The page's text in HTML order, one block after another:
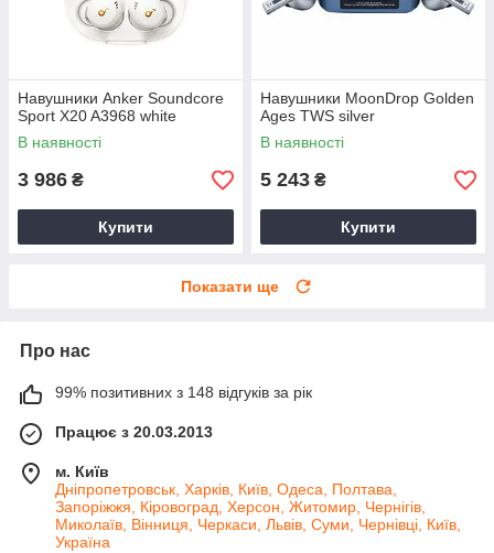
Навушники Anker Soundcore
Sport X20 A3968 white
В наявності
3 986 ₴
Купити
Навушники MoonDrop Golden
Ages TWS silver
В наявності
5 243 ₴
Купити
Показати ще
Про нас
99% позитивних з 148 відгуків за рік
Працює з 20.03.2013
м. Київ
Дніпропетровськ, Харків, Київ, Одеса, Полтава,
Запоріжжя, Кіровоград, Херсон, Житомир, Чернігів,
Миколаїв, Вінниця, Черкаси, Львів, Суми, Чернівці, Київ,
Україна